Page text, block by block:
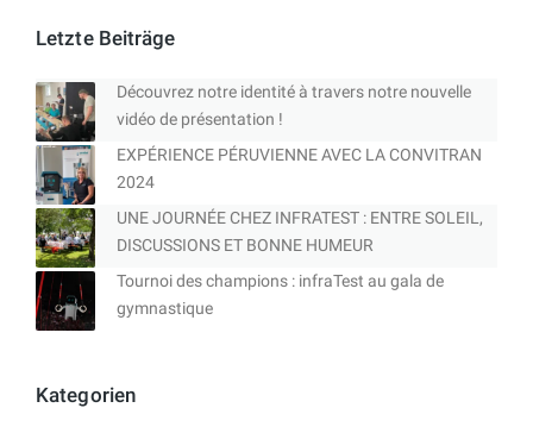
Letzte Beiträge
Découvrez notre identité à travers notre nouvelle
vidéo de présentation !
EXPÉRIENCE PÉRUVIENNE AVEC LA CONVITRAN
2024
UNE JOURNÉE CHEZ INFRATEST : ENTRE SOLEIL,
DISCUSSIONS ET BONNE HUMEUR
Tournoi des champions : infraTest au gala de
gymnastique
Kategorien